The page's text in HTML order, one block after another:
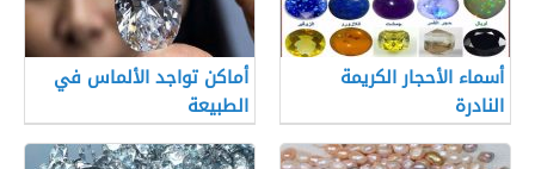
أسماء الأحجار الكريمة
النادرة
أماكن تواجد الألماس في
الطبيعة